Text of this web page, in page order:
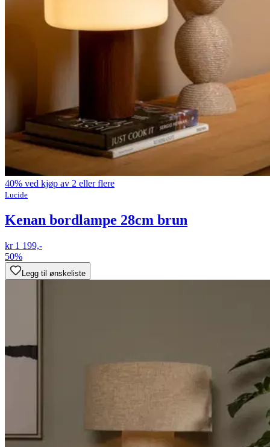
40% ved kjøp av 2 eller flere
Lucide
Kenan bordlampe 28cm brun
kr 1 199,-
50%
Legg til ønskeliste